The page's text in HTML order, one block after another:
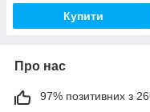
Купити
Про нас
97% позитивних з